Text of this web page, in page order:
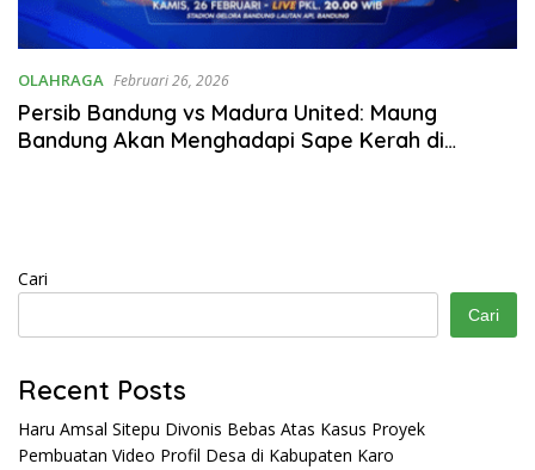
OLAHRAGA Februari 26, 2026
Persib Bandung vs Madura United: Maung
Bandung Akan Menghadapi Sape Kerah di
Cari
Cari
Recent Posts
Haru Amsal Sitepu Divonis Bebas Atas Kasus Proyek
Pembuatan Video Profil Desa di Kabupaten Karo